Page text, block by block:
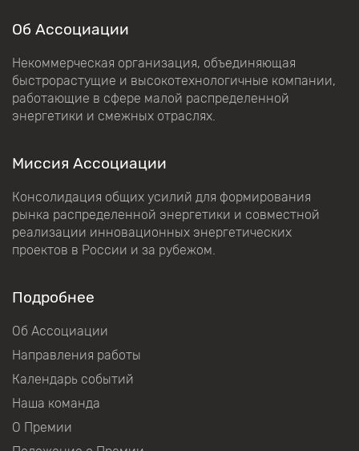
Об Ассоциации
Некоммерческая организация, объединяющая
быстрорастущие и высокотехнологичные компании,
работающие в сфере малой распределенной
энергетики и смежных отраслях.
Миссия Ассоциации
Консолидация общих усилий для формирования
рынка распределенной энергетики и совместной
реализации инновационных энергетических
проектов в России и за рубежом.
Подробнее
Об Ассоциации
Направления работы
Календарь событий
Наша команда
О Премии